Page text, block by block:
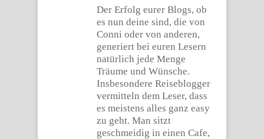
Der Erfolg eurer Blogs, ob
es nun deine sind, die von
Conni oder von anderen,
generiert bei euren Lesern
natürlich jede Menge
Träume und Wünsche.
Insbesondere Reiseblogger
vermitteln dem Leser, dass
es meistens alles ganz easy
zu geht. Man sitzt
geschmeidig in einen Cafe,